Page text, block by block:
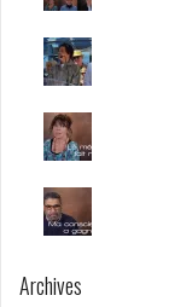
Archives